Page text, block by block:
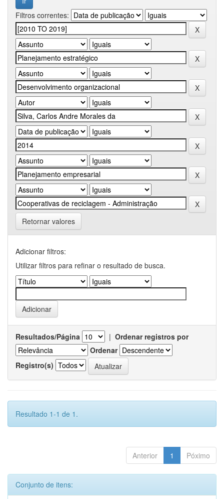
Filtros correntes:
Retornar valores
Adicionar filtros:
Utilizar filtros para refinar o resultado de busca.
Resultados/Página | Ordenar registros por
Ordenar
Registro(s)
Resultado 1-1 de 1.
Anterior 1 Póximo
Conjunto de itens: